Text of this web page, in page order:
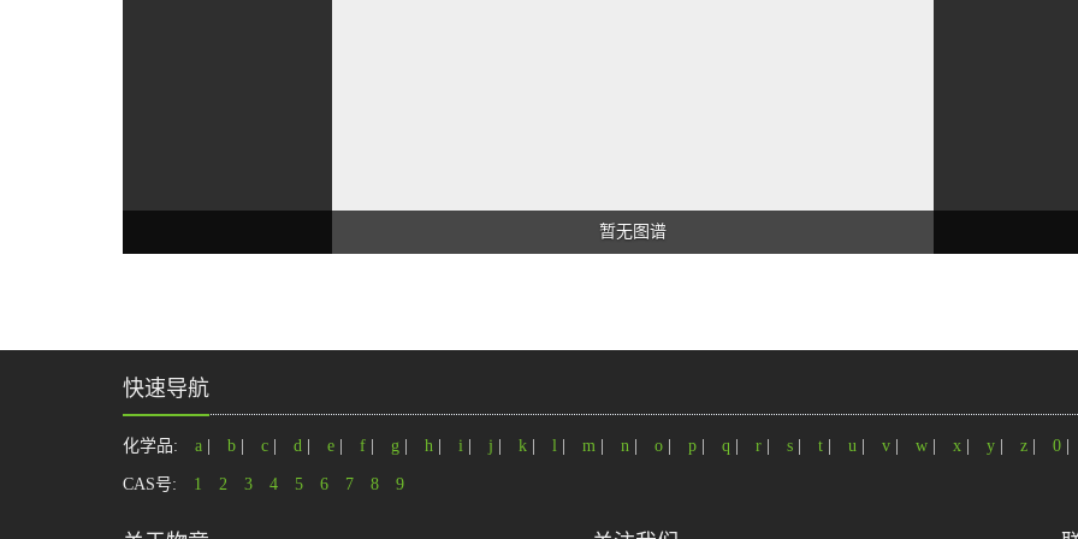
暂无图谱
快速导航
化学品: a b c d e f g h i j k l m n o p q r s t u v w x y z 0
CAS号: 1 2 3 4 5 6 7 8 9